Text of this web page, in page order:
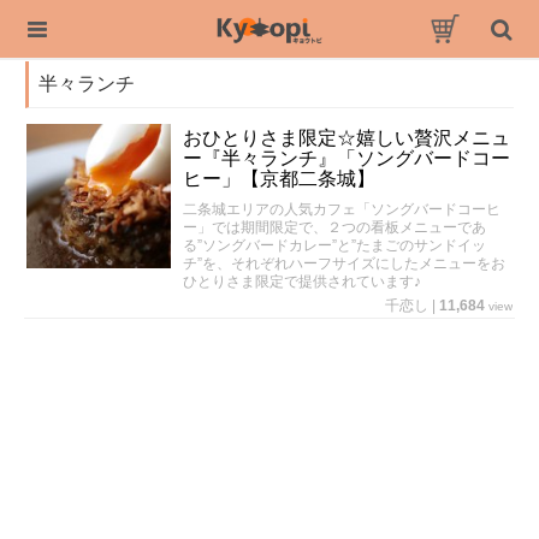
半々ランチ
おひとりさま限定☆嬉しい贅沢メニュ
ー『半々ランチ』「ソングバードコー
ヒー」【京都二条城】
二条城エリアの人気カフェ「ソングバードコーヒ
ー」では期間限定で、２つの看板メニューであ
る”ソングバードカレー”と”たまごのサンドイッ
チ”を、それぞれハーフサイズにしたメニューをお
ひとりさま限定で提供されています♪
千恋し
11,684 view